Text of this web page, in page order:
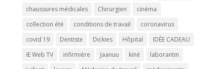
chaussures médicales
Chirurgien
cinéma
collection été
conditions de travail
coronavirus
covid 19
Dentiste Dickies Hôpital
IDÉE CADEAU
IE Web TV
infirmière Jaanuu kiné
laborantin